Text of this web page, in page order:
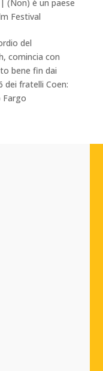
| (Non) è un paese
Festival
del
comincia con
bene fin dai
dei fratelli Coen:
Fargo